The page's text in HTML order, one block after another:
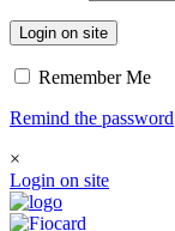
Login on site
Remember Me
Remind the password
×
Login on site